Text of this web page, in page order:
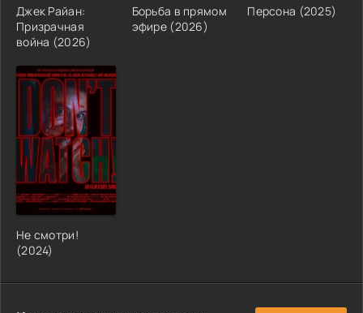
Джек Райан:
Призрачная
война (2026)
Борьба в прямом
эфире (2026)
Персона (2025)
Не смотри!
(2024)